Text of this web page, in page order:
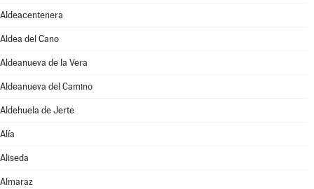
Aldeacentenera
Aldea del Cano
Aldeanueva de la Vera
Aldeanueva del Camino
Aldehuela de Jerte
Alía
Aliseda
Almaraz